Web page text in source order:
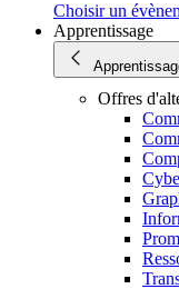
Choisir un
Apprentissage
Offres